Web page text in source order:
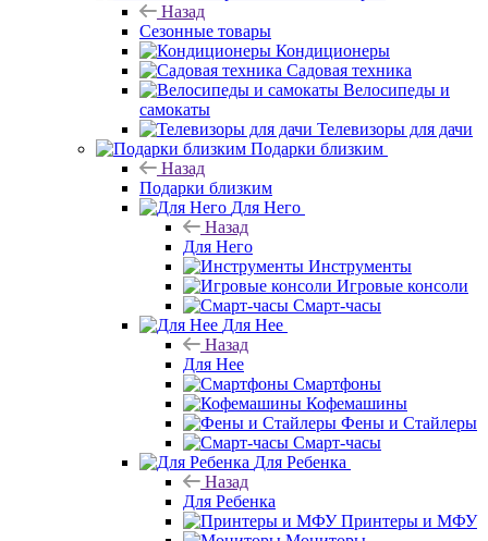
Назад
Сезонные товары
Кондиционеры
Садовая техника
Велосипеды и
самокаты
Телевизоры для дачи
Подарки близким
Назад
Подарки близким
Для Него
Назад
Для Него
Инструменты
Игровые консоли
Смарт-часы
Для Нее
Назад
Для Нее
Смартфоны
Кофемашины
Фены и Стайлеры
Смарт-часы
Для Ребенка
Назад
Для Ребенка
Принтеры и МФУ